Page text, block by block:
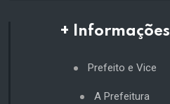
+ Informações
Prefeito e Vice
A Prefeitura